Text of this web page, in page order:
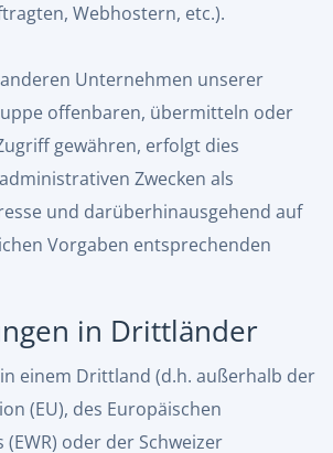
Webhostern, etc.).
Unternehmen unserer
offenbaren, übermitteln oder
gewähren, erfolgt dies
Zwecken als
und darüberhinausgehend auf
Vorgaben entsprechenden
in Drittländer
einem Drittland (d.h. außerhalb der
(EU), des Europäischen
oder der Schweizer